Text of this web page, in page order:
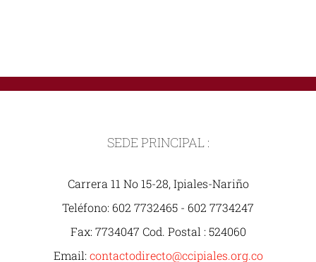
SEDE PRINCIPAL :
Carrera 11 No 15-28, Ipiales-Nariño
Teléfono: 602 7732465 - 602 7734247
Fax: 7734047 Cod. Postal : 524060
Email: contactodirecto@ccipiales.org.co